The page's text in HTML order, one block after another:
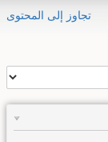
تجاوز إلى المحتوى